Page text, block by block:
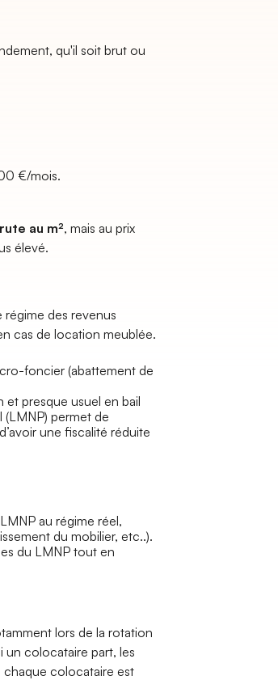
qu'il soit brut ou
€/mois.
au m², mais au prix
élevé.
des revenus
cas de location meublée.
foncier (abattement de
presque usuel en bail
permet de
une fiscalité réduite
au régime réel,
du mobilier, etc..).
du LMNP tout en
lors de la rotation
un colocataire part, les
chaque colocataire est